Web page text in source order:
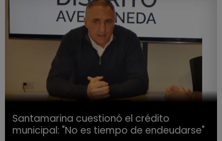
Santamarina cuestionó el crédito
municipal: "No es tiempo de endeudarse"